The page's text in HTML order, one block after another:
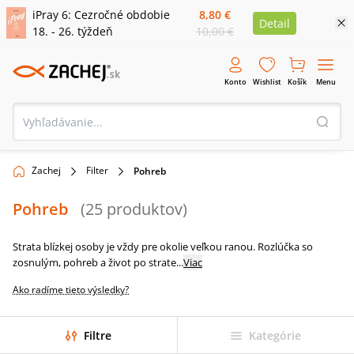
iPray 6: Cezročné obdobie
18. - 26. týždeň
8,80 €
10,00 €
Detail
Konto Wishlist Košík Menu
Zachej Filter Pohreb
Pohreb (25 produktov)
Strata blízkej osoby je vždy pre okolie veľkou ranou. Rozlúčka so
zosnulým, pohreb a život po strate...Viac
Ako radíme tieto výsledky?
Filtre Kategórie